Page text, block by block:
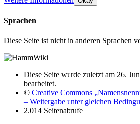
Sprachen
Diese Seite ist nicht in anderen Sprachen
Diese Seite wurde zuletzt am 26.
bearbeitet.
© Creative Commons
– Weitergabe unter gleichen
2.014 Seitenabrufe